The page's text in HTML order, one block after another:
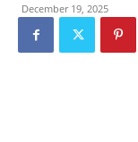
December 19, 2025